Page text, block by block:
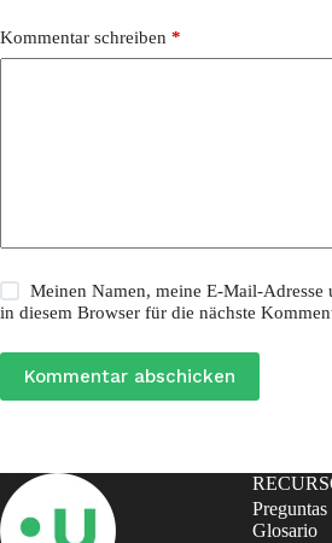
Kommentar schreiben *
Meinen Namen, meine E-Mail-Adresse
in diesem Browser für die nächste
Kommentar abschicken
Glosario